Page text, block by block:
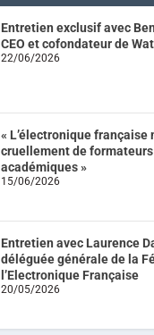
Entretien exclusif avec
CEO et cofondateur de
22/06/2026
« L’électronique française
cruellement de formateurs
académiques »
15/06/2026
Entretien avec Laurence
déléguée générale de la
l’Electronique Française
20/05/2026